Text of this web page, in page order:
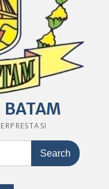
BATAM